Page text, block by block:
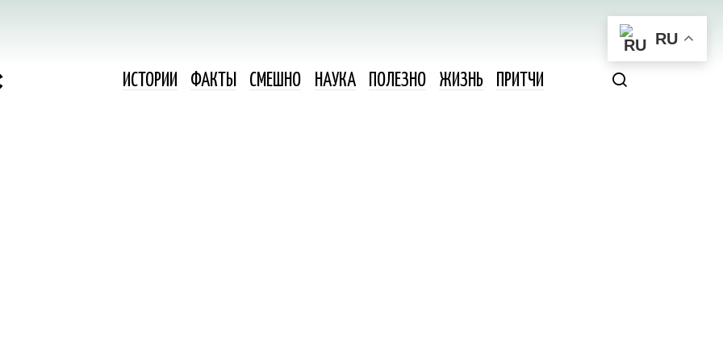
ИСТОРИИ ФАКТЫ СМЕШНО НАУКА ПОЛЕЗНО ЖИЗНЬ ПРИТЧИ
RU